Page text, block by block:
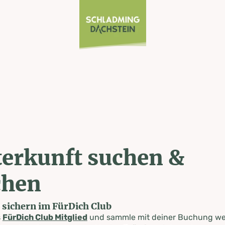
suchen &
im FürDich Club
FürDich Club Mitgliedund sammle mit deiner Buchung